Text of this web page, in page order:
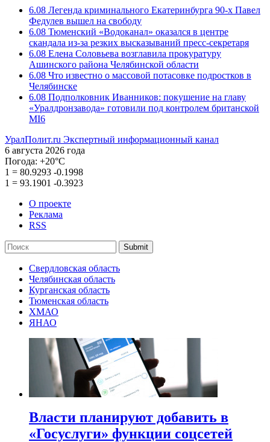
6.08 Легенда криминального Екатеринбурга 90-х Павел
Федулев вышел на свободу
6.08 Тюменский «Водоканал» оказался в центре
скандала из-за резких высказываний пресс-секретаря
6.08 Елена Соловьева возглавила прокуратуру
Ашинского района Челябинской области
6.08 Что известно о массовой потасовке подростков в
Челябинске
6.08 Подполковник Иванников: покушение на главу
«Уралдронзавода» готовили под контролем британской
MI6
УралПолит.ru Экспертный информационный канал
6 августа 2026 года
Погода: +20°С
1 = 80.9293 -0.1998
1 = 93.1901 -0.3923
О проекте
Реклама
RSS
Submit
Свердловская область
Челябинская область
Курганская область
Тюменская область
ХМАО
ЯНАО
Власти планируют добавить в
«Госуслуги» функции соцсетей